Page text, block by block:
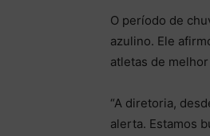
O período de
azulino. Ele
atletas de
“A diretoria,
alerta. Estamos